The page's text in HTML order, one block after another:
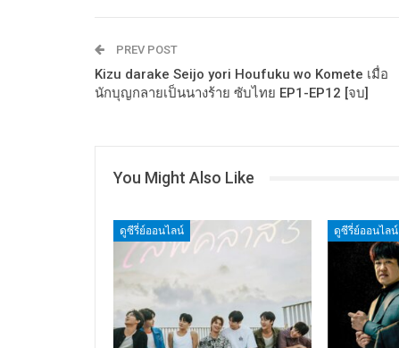
PREV POST
Kizu darake Seijo yori Houfuku wo Komete เมื่อ
นักบุญกลายเป็นนางร้าย ซับไทย EP1-EP12 [จบ]
You Might Also Like
ดูซีรี่ย์ออนไลน์ ดูซีรี่ย์ออนไลน์